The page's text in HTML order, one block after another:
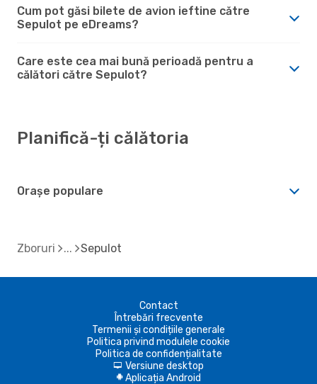
Cum pot găsi bilete de avion ieftine către
Sepulot pe eDreams?
Care este cea mai bună perioadă pentru a
călători către Sepulot?
Planifică-ți călătoria
Orașe populare
Zboruri Sepulot
Contact
Întrebări frecvente
Termenii și condițiile generale
Politica privind modulele cookie
Politica de confidențialitate
d Versiune desktop
A Aplicația Android